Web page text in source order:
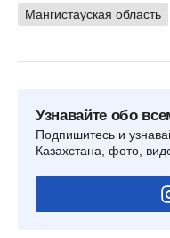
Мангистауская область
Узнавайте обо
Подпишитесь и
Казахстана, фото,